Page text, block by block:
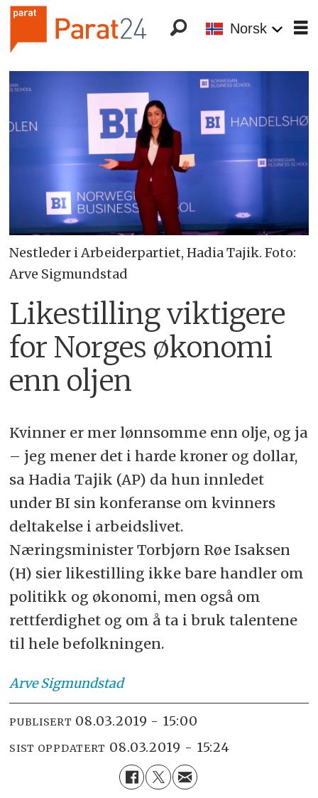
Norsk
Nestleder i Arbeiderpartiet, Hadia Tajik. Foto:
Arve Sigmundstad
Likestilling viktigere
for Norges økonomi
enn oljen
Kvinner er mer lønnsomme enn olje, og ja
– jeg mener det i harde kroner og dollar,
sa Hadia Tajik (AP) da hun innledet
under BI sin konferanse om kvinners
deltakelse i arbeidslivet.
Næringsminister Torbjørn Røe Isaksen
(H) sier likestilling ikke bare handler om
politikk og økonomi, men også om
rettferdighet og om å ta i bruk talentene
til hele befolkningen.
Arve Sigmundstad
PUBLISERT 08.03.2019 - 15:00
SIST OPPDATERT 08.03.2019 - 15:24